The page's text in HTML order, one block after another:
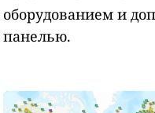
оборудованием и
панелью.